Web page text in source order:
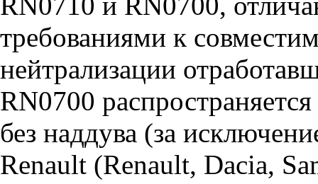
требованиями к
нейтрализации
RN0700
без наддува (за
Renault (Renault, Dacia,